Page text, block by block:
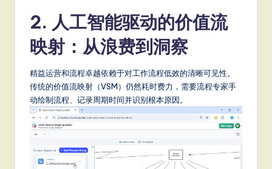
2. 人工智能驱动的价值流
映射：从浪费到洞察
精益运营和流程卓越依赖于对工作流程低效的清晰可见性。
传统的价值流映射（VSM）仍然耗时费力，需要流程专家手
动绘制流程、记录周期时间并识别根本原因。